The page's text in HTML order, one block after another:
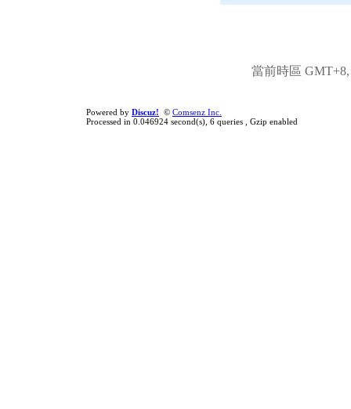
當前時區 GMT+8,
Powered by Discuz! © Comsenz Inc.
Processed in 0.046924 second(s), 6 queries , Gzip enabled